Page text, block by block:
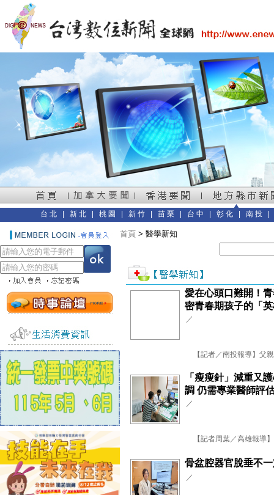
台北 新北 桃園 新竹 苗栗 台中 彰化 南投
首頁 > 醫學新知
愛在心頭口難開！
密青春期孩子的「
／
【記者／南投報導】父
「瘦瘦針」減重又
調 仍需專業醫師評
／
【記者周葉／高雄報導
骨盆腔器官脫垂不
／